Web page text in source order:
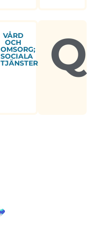
VÅRD
OCH
OMSORG;
SOCIALA
TJÄNSTER Q